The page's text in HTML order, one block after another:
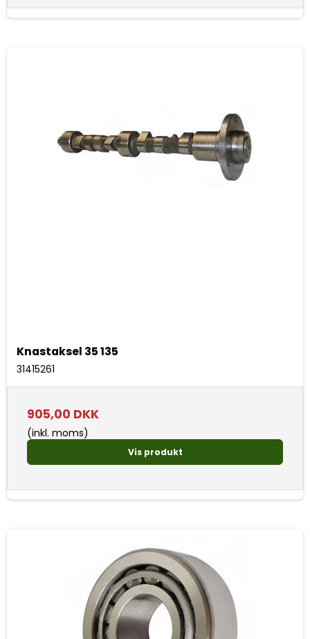
Knastaksel 35 135
31415261
905,00 DKK
(inkl. moms)
Vis produkt